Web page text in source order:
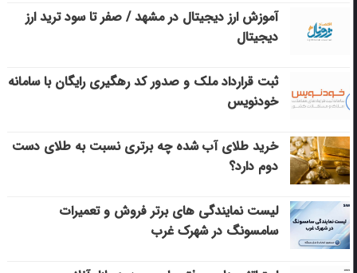
آموزش ارز دیجیتال در مشهد / صفر تا سود ترید ارز
دیجیتال
ثبت قرارداد ملک و صدور کد رهگیری رایگان با سامانه
خودنویس
خرید طلای آب شده چه برتری نسبت به طلای دست
دوم دارد؟
لیست نمایندگی های برتر فروش و تعمیرات
سامسونگ در شهرک غرب